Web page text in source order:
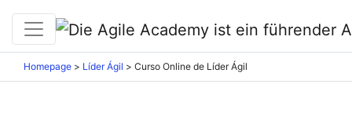
Homepage > Líder Ágil > Curso Online de Líder Ágil